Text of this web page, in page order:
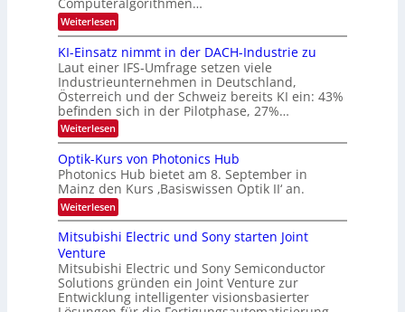
t
e
l
d
e
t
s
t
a
r
k
e
W
a
c
h
s
u
i
m
e
r
Weiterlesen:
8
9
.
W
E
-
H
e
r
a
e
u
s
-
S
e
n
a
r
KI-Einsatz nimmt in der DACH-Industrie zu
Laut einer IFS-Umfrage setzen viele
Industrieunternehmen in Deutschland,
Österreich und der Schweiz bereits KI ein: 43%
befinden sich in der Pilotphase, 27%…
Weiterlesen:
K
-
E
i
n
s
a
t
n
m
m
Optik-Kurs von Photonics Hub
Photonics Hub bietet am 8. September in
Mainz den Kurs ‚Basiswissen Optik II‘ an.
Weiterlesen:
O
p
t
k
-
K
u
Mitsubishi Electric und Sony starten Joint
Venture
Mitsubishi Electric und Sony Semiconductor
Solutions gründen ein Joint Venture zur
Entwicklung intelligenter visionsbasierter